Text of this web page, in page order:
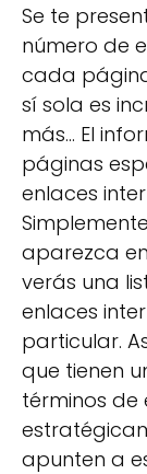
Se te
número de
cada
sí sola es
más... El
páginas
enlaces
aparezca en
verás una
enlaces
particular.
que tienen
términos de
apunten a